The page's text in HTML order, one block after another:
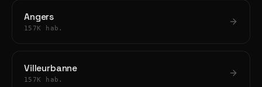
Angers
157K hab.
Villeurbanne
157K hab.